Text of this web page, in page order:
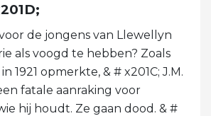
de jongens van Llewellyn
als voogd te hebben? Zoals
1921 opmerkte, & # x201C; J.M.
fatale aanraking voor
hij houdt. Ze gaan dood. & #